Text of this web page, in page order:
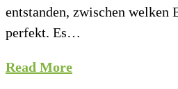
entstanden, zwischen welken
perfekt. Es…
Read More